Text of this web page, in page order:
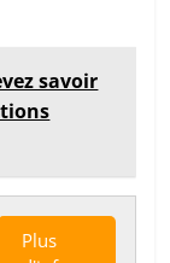
savoir
Plus